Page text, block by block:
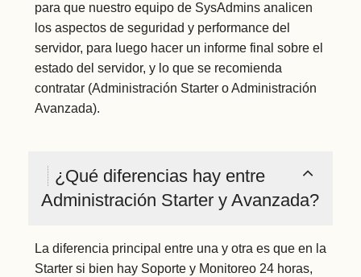
para que nuestro equipo de SysAdmins analicen
los aspectos de seguridad y performance del
servidor, para luego hacer un informe final sobre el
estado del servidor, y lo que se recomienda
contratar (Administración Starter o Administración
Avanzada).
¿Qué diferencias hay entre
Administración Starter y Avanzada?
La diferencia principal entre una y otra es que en la
Starter si bien hay Soporte y Monitoreo 24 horas,